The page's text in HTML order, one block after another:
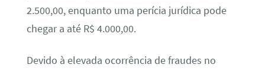
2.500,00, enquanto uma perícia jurídica pode
chegar a até R$ 4.000,00.
Devido à elevada ocorrência de fraudes no